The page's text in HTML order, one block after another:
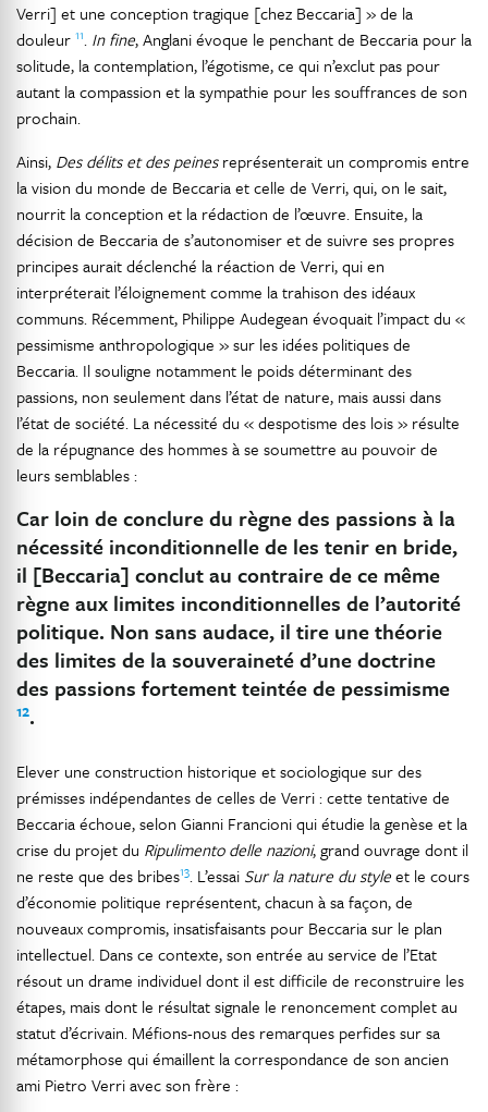
Verri] et une conception tragique [chez Beccaria] » de la
douleur 11. In fine, Anglani évoque le penchant de Beccaria pour la
solitude, la contemplation, l’égotisme, ce qui n’exclut pas pour
autant la compassion et la sympathie pour les souffrances de son
prochain.
Ainsi, Des délits et des peinesreprésenterait un compromis entre
la vision du monde de Beccaria et celle de Verri, qui, on le sait,
nourrit la conception et la rédaction de l’œuvre. Ensuite, la
décision de Beccaria de s’autonomiser et de suivre ses propres
principes aurait déclenché la réaction de Verri, qui en
interpréterait l’éloignement comme la trahison des idéaux
communs. Récemment, Philippe Audegean évoquait l’impact du «
pessimisme anthropologique » sur les idées politiques de
Beccaria. Il souligne notamment le poids déterminant des
passions, non seulement dans l’état de nature, mais aussi dans
l’état de société. La nécessité du « despotisme des lois » résulte
de la répugnance des hommes à se soumettre au pouvoir de
leurs semblables :
Car loin de conclure du règne des passions à la
nécessité inconditionnelle de les tenir en bride,
il [Beccaria] conclut au contraire de ce même
règne aux limites inconditionnelles de l’autorité
politique. Non sans audace, il tire une théorie
des limites de la souveraineté d’une doctrine
des passions fortement teintée de pessimisme
12.
Elever une construction historique et sociologique sur des
prémisses indépendantes de celles de Verri : cette tentative de
Beccaria échoue, selon Gianni Francioni qui étudie la genèse et la
crise du projet du Ripulimento delle nazioni, grand ouvrage dont il
ne reste que des bribes13. L’essai Sur la nature du styleet le cours
d’économie politique représentent, chacun à sa façon, de
nouveaux compromis, insatisfaisants pour Beccaria sur le plan
intellectuel. Dans ce contexte, son entrée au service de l’Etat
résout un drame individuel dont il est difficile de reconstruire les
étapes, mais dont le résultat signale le renoncement complet au
statut d’écrivain. Méfions-nous des remarques perfides sur sa
métamorphose qui émaillent la correspondance de son ancien
ami Pietro Verri avec son frère :